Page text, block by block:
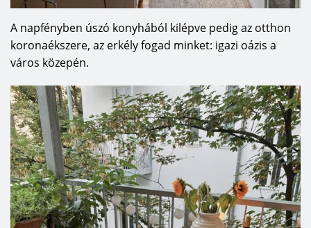
A napfényben úszó konyhából kilépve pedig az otthon
koronaékszere, az erkély fogad minket: igazi oázis a
város közepén.